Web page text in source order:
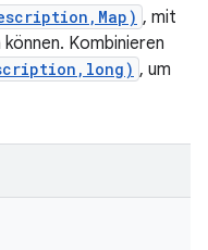
, mit
Kombinieren
, um